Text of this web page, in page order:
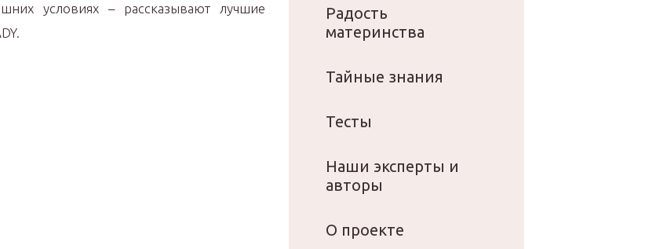
условиях – рассказывают лучшие
Радость
материнства
Тайные знания
Тесты
Наши эксперты и
авторы
О проекте